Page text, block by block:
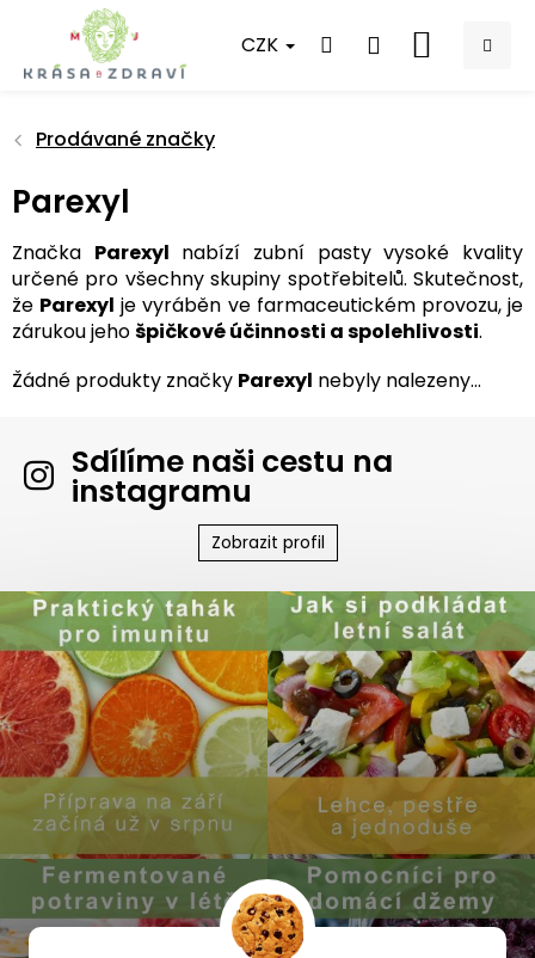
obsah
CZK
NÁKUPNÍ
Prodávané značky
Parexyl
Značka Parexyl nabízí zubní pasty vysoké kvality
určené pro všechny skupiny spotřebitelů. Skutečnost,
že Parexyl je vyráběn ve farmaceutickém provozu, je
zárukou jehošpičkové účinnosti a spolehlivosti.
Žádné produkty značky Parexyl nebyly nalezeny...
Sdílíme naši cestu na
instagramu
Zobrazit profil